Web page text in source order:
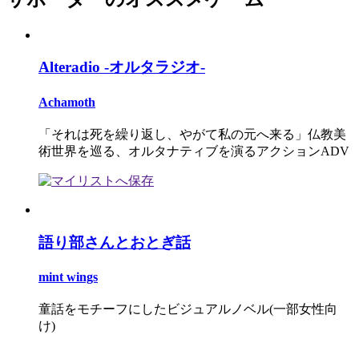
Alteradio -オルタラジオ-
Achamoth
「それは死を繰り返し、やがて私の元へ来る」仏教美
術世界を巡る、オルタナティブを演るアクションADV
語り部さんとおとぎ話
mint wings
童話をモチーフにしたビジュアルノベル(一部女性向
け)